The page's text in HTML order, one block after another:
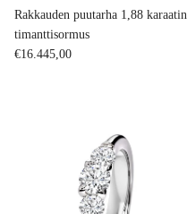
Rakkauden puutarha 1,88 karaatin
timanttisormus
Normaalihinta
€16.445,00